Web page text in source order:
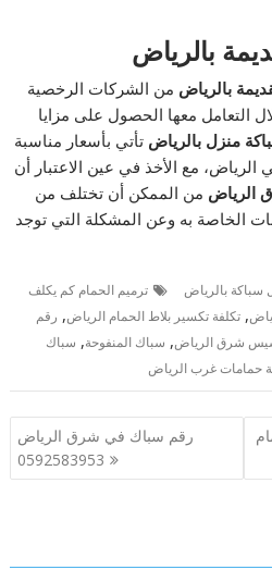
بالرياض
بالرياض من الشركات الرخصية
التعامل معها الحصول على مزايا
منزل بالرياض تأتي بأسعار مناسبة
الرياض، مع الأخذ في عين الاعتبار أن
الرياض من الممكن أن تختلف من
الخاصة به وعن المشكلة التي توجد
سباكة بالرياض
ترميم الحمام كم يكلف
,تكلفة تكسير بلاط الحمام الرياض, رقم
شرق الرياض, سباك المنفوحة, سباك
حمامات غرب الرياض
رقم سباك في شرق الرياض
0592583953